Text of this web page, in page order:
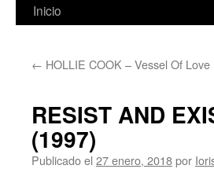
Inicio
← HOLLIE COOK – Vessel Of Love
RESIST AND
(1997)
Publicado el 27 enero, 2018por